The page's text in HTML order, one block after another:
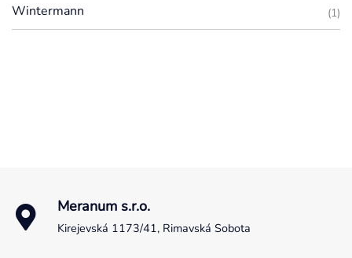
Wintermann (1)
Meranum s.r.o.
Kirejevská 1173/41, Rimavská Sobota